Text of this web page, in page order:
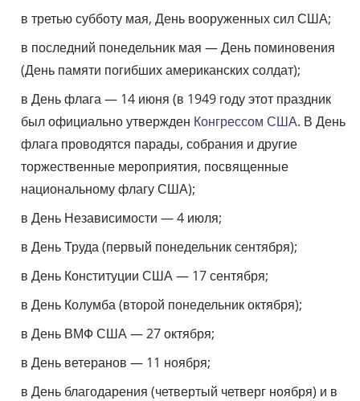
в третью субботу мая, День вооруженных сил США;
в последний понедельник мая — День поминовения
(День памяти погибших американских солдат);
в День флага — 14 июня (в 1949 году этот праздник
был официально утвержден Конгрессом США. В День
флага проводятся парады, собрания и другие
торжественные мероприятия, посвященные
национальному флагу США);
в День Независимости — 4 июля;
в День Труда (первый понедельник сентября);
в День Конституции США — 17 сентября;
в День Колумба (второй понедельник октября);
в День ВМФ США — 27 октября;
в День ветеранов — 11 ноября;
в День благодарения (четвертый четверг ноября) и в